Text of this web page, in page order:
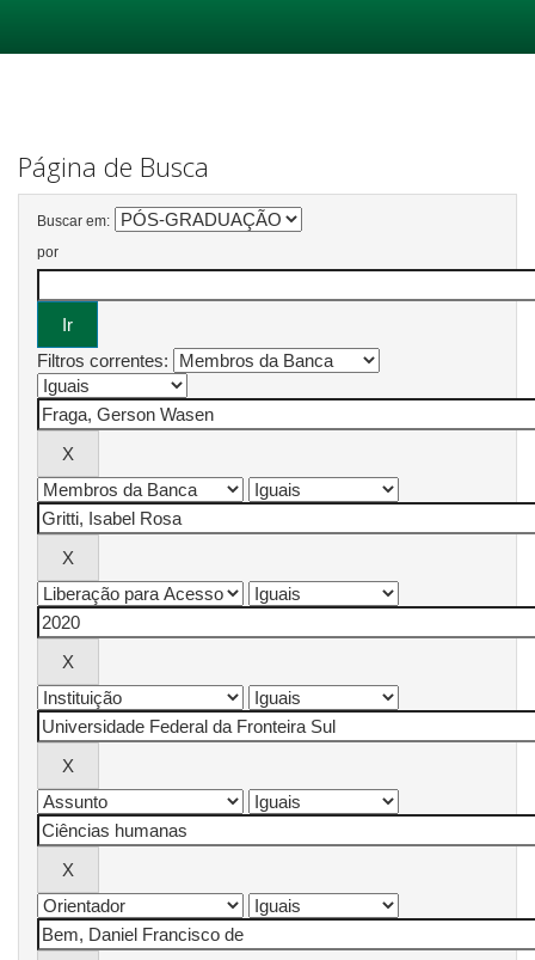
Página de Busca
Buscar em:
por
Filtros correntes: